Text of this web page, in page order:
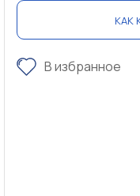
КАК
В избранное